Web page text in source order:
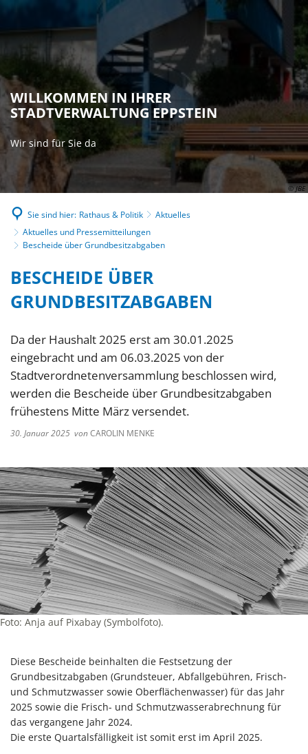
© JBE
WILLKOMMEN IN IHRER
STADTVERWALTUNG EPPSTEIN
Wir sind für Sie da
Sie sind hier: Rathaus & Politik
Aktuelles
Aktuelles und Pressemitteilungen
Bescheide über Grundbesitzabgaben
BESCHEIDE ÜBER
GRUNDBESITZABGABEN
Da der Haushalt 2025 erst am 30.01.2025
eingebracht und am 06.03.2025 von der
Stadtverordnetenversammlung beschlossen wird,
werden die Bescheide über Grundbesitzabgaben
frühestens Mitte März versendet.
30. Januar 2025 vonCAROLIN MENKE
Foto: Anja auf Pixabay (Symbolfoto).
Diese Bescheide beinhalten die Festsetzung der
Grundbesitzabgaben (Grundsteuer, Abfallgebühren, Frisch-
und Schmutzwasser sowie Oberflächenwasser) für das Jahr
2025 sowie die Frisch- und Schmutzwasserabrechnung für
das vergangene Jahr 2024.
Die erste Quartalsfälligkeit ist somit erst im April 2025.